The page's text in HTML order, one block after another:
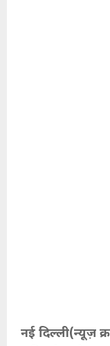
नई दिल्ली(न्यूज़